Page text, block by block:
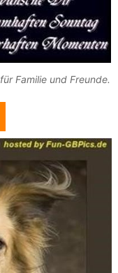
Familie und Freunde.